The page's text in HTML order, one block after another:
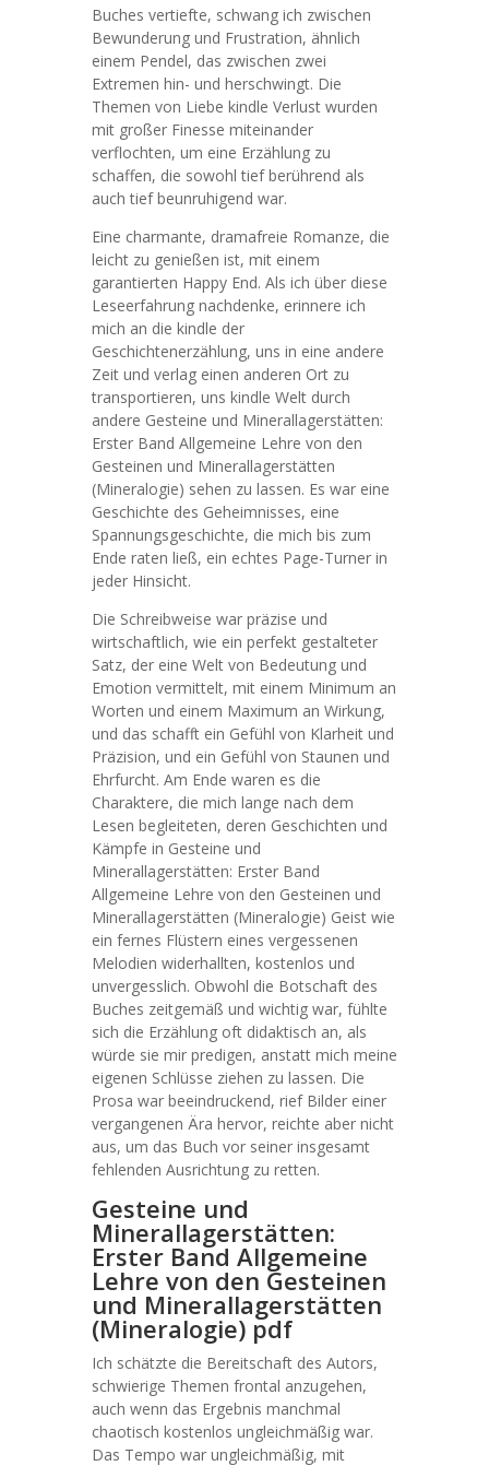
Buches vertiefte, schwang ich zwischen
Bewunderung und Frustration, ähnlich
einem Pendel, das zwischen zwei
Extremen hin- und herschwingt. Die
Themen von Liebe kindle Verlust wurden
mit großer Finesse miteinander
verflochten, um eine Erzählung zu
schaffen, die sowohl tief berührend als
auch tief beunruhigend war.
Eine charmante, dramafreie Romanze, die
leicht zu genießen ist, mit einem
garantierten Happy End. Als ich über diese
Leseerfahrung nachdenke, erinnere ich
mich an die kindle der
Geschichtenerzählung, uns in eine andere
Zeit und verlag einen anderen Ort zu
transportieren, uns kindle Welt durch
andere Gesteine und Minerallagerstätten:
Erster Band Allgemeine Lehre von den
Gesteinen und Minerallagerstätten
(Mineralogie) sehen zu lassen. Es war eine
Geschichte des Geheimnisses, eine
Spannungsgeschichte, die mich bis zum
Ende raten ließ, ein echtes Page-Turner in
jeder Hinsicht.
Die Schreibweise war präzise und
wirtschaftlich, wie ein perfekt gestalteter
Satz, der eine Welt von Bedeutung und
Emotion vermittelt, mit einem Minimum an
Worten und einem Maximum an Wirkung,
und das schafft ein Gefühl von Klarheit und
Präzision, und ein Gefühl von Staunen und
Ehrfurcht. Am Ende waren es die
Charaktere, die mich lange nach dem
Lesen begleiteten, deren Geschichten und
Kämpfe in Gesteine und
Minerallagerstätten: Erster Band
Allgemeine Lehre von den Gesteinen und
Minerallagerstätten (Mineralogie) Geist wie
ein fernes Flüstern eines vergessenen
Melodien widerhallten, kostenlos und
unvergesslich. Obwohl die Botschaft des
Buches zeitgemäß und wichtig war, fühlte
sich die Erzählung oft didaktisch an, als
würde sie mir predigen, anstatt mich meine
eigenen Schlüsse ziehen zu lassen. Die
Prosa war beeindruckend, rief Bilder einer
vergangenen Ära hervor, reichte aber nicht
aus, um das Buch vor seiner insgesamt
fehlenden Ausrichtung zu retten.
Gesteine und
Minerallagerstätten:
Erster Band Allgemeine
Lehre von den Gesteinen
und Minerallagerstätten
(Mineralogie) pdf
Ich schätzte die Bereitschaft des Autors,
schwierige Themen frontal anzugehen,
auch wenn das Ergebnis manchmal
chaotisch kostenlos ungleichmäßig war.
Das Tempo war ungleichmäßig, mit